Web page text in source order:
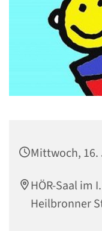
Mittwoch, 16.
HÖR-Saal im
Heilbronner